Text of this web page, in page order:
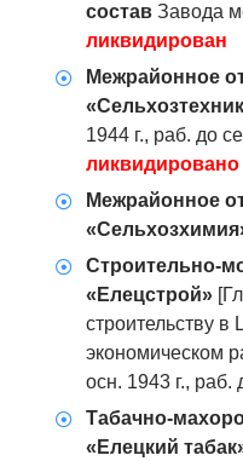
состав Завода
ликвидирован
Межрайонное
1944 г., раб. до
ликвидировано
Межрайонное
Строительно-
«Елецстрой»
строительству
экономическом
осн. 1943 г., раб.
Табачно-
«Елецкий